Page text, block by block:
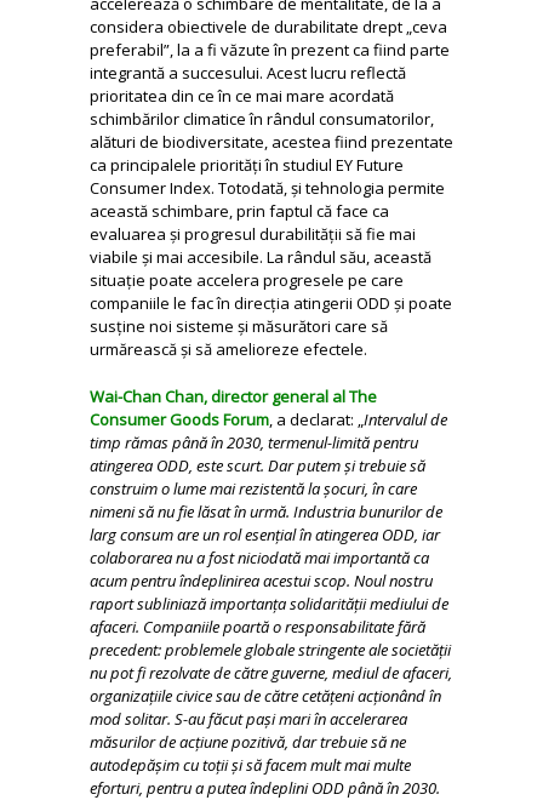
considera obiectivele de durabilitate drept „ceva
preferabil”, la a fi văzute în prezent ca fiind parte
integrantă a succesului. Acest lucru reflectă
prioritatea din ce în ce mai mare acordată
schimbărilor climatice în rândul consumatorilor,
alături de biodiversitate, acestea fiind prezentate
ca principalele priorități în studiul EY Future
Consumer Index. Totodată, și tehnologia permite
această schimbare, prin faptul că face ca
evaluarea și progresul durabilității să fie mai
viabile și mai accesibile. La rândul său, această
situație poate accelera progresele pe care
companiile le fac în direcția atingerii ODD și poate
susține noi sisteme și măsurători care să
urmărească și să amelioreze efectele.
Wai-Chan Chan, director general al The
Consumer Goods Forum , a declarat: „ Intervalul de
timp rămas până în 2030, termenul-limită pentru
atingerea ODD, este scurt. Dar putem și trebuie să
construim o lume mai rezistentă la șocuri, în care
nimeni să nu fie lăsat în urmă. Industria bunurilor de
larg consum are un rol esențial în atingerea ODD, iar
colaborarea nu a fost niciodată mai importantă ca
acum pentru îndeplinirea acestui scop. Noul nostru
raport subliniază importanța solidarității mediului de
afaceri. Companiile poartă o responsabilitate fără
precedent: problemele globale stringente ale societății
nu pot fi rezolvate de către guverne, mediul de afaceri,
organizațiile civice sau de către cetățeni acționând în
mod solitar. S-au făcut pași mari în accelerarea
măsurilor de acțiune pozitivă, dar trebuie să ne
autodepășim cu toții și să facem mult mai multe
eforturi, pentru a putea îndeplini ODD până în 2030.